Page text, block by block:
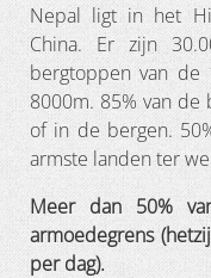
Nepal ligt in het
China. Er zijn
bergtoppen van
8000m. 85% van
of in de bergen.
armste landen ter
Meer dan 50%
armoedegrens
per dag).